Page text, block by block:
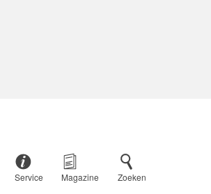
Service Magazine Zoeken